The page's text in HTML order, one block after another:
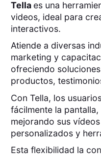
Tella es una
videos, ideal para
interactivos.
Atiende a diversas
marketing y
ofreciendo
productos,
Con Tella, los
fácilmente la
mejorando sus
personalizados y
Esta flexibilidad la